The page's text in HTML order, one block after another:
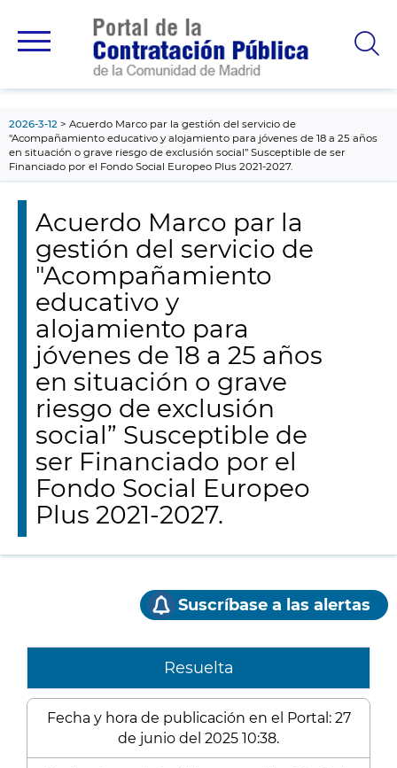
principal
2026-3-12
Acuerdo Marco par la gestión del servicio de
"Acompañamiento educativo y alojamiento para jóvenes de 18 a 25 años
en situación o grave riesgo de exclusión social” Susceptible de ser
Financiado por el Fondo Social Europeo Plus 2021-2027.
Acuerdo Marco par la
gestión del servicio de
"Acompañamiento
educativo y
alojamiento para
jóvenes de 18 a 25 años
en situación o grave
riesgo de exclusión
social” Susceptible de
ser Financiado por el
Fondo Social Europeo
Plus 2021-2027.
Suscríbase a las alertas
Resuelta
Fecha y hora de publicación en el Portal: 27
de junio del 2025 10:38.